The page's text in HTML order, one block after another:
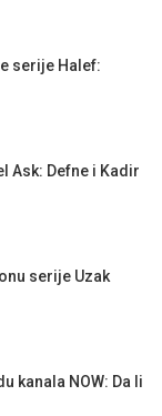
serije Halef:
Ask: Defne i Kadir
serije Uzak
kanala NOW: Da li